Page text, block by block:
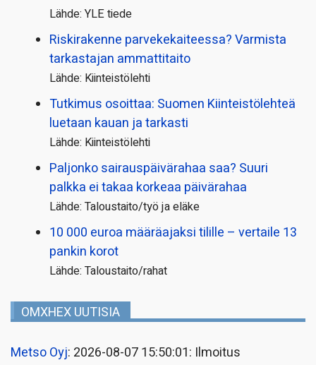
Lähde: YLE tiede
Riskirakenne parvekekaiteessa? Varmista
tarkastajan ammattitaito
Lähde: Kiinteistölehti
Tutkimus osoittaa: Suomen Kiinteistölehteä
luetaan kauan ja tarkasti
Lähde: Kiinteistölehti
Paljonko sairauspäivä­rahaa saa? Suuri
palkka ei takaa korkeaa päivärahaa
Lähde: Taloustaito/työ ja eläke
10 000 euroa määräajaksi tilille – vertaile 13
pankin korot
Lähde: Taloustaito/rahat
OMXHEX UUTISIA
Metso Oyj: 2026-08-07 15:50:01: Ilmoitus